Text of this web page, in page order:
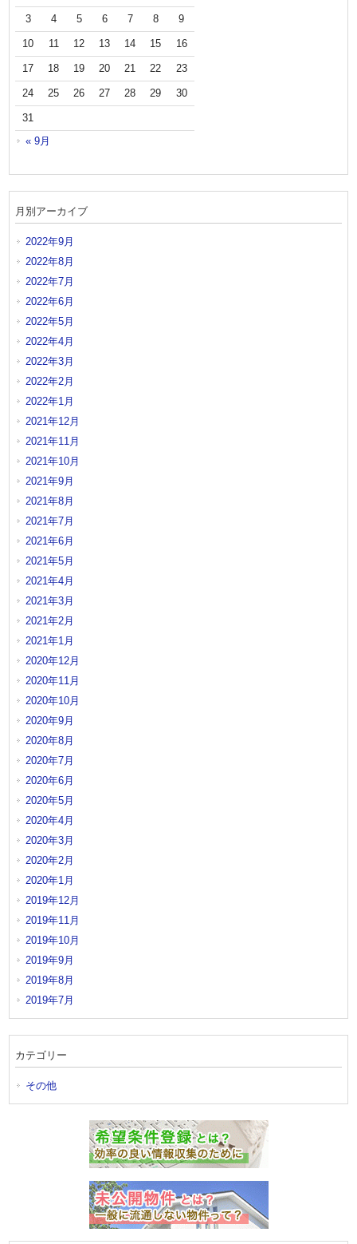
3 4 5 6 7 8 9
10 11 12 13 14 15 16
17 18 19 20 21 22 23
24 25 26 27 28 29 30
31
« 9月
月別アーカイブ
2022年9月
2022年8月
2022年7月
2022年6月
2022年5月
2022年4月
2022年3月
2022年2月
2022年1月
2021年12月
2021年11月
2021年10月
2021年9月
2021年8月
2021年7月
2021年6月
2021年5月
2021年4月
2021年3月
2021年2月
2021年1月
2020年12月
2020年11月
2020年10月
2020年9月
2020年8月
2020年7月
2020年6月
2020年5月
2020年4月
2020年3月
2020年2月
2020年1月
2019年12月
2019年11月
2019年10月
2019年9月
2019年8月
2019年7月
カテゴリー
その他